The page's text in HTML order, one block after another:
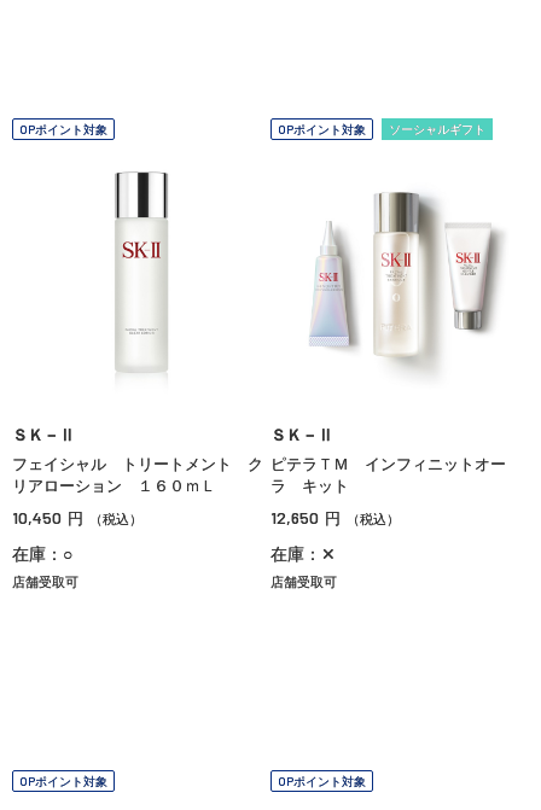
OPポイント対象
ＳＫ－Ⅱ
フェイシャル トリートメント ク
リアローション １６０ｍＬ
10,450 円 （税込）
在庫：○
店舗受取可
OPポイント対象 ソーシャルギフト
ＳＫ－Ⅱ
ピテラＴＭ インフィニットオー
ラ キット
12,650 円 （税込）
在庫：✕
店舗受取可
OPポイント対象 OPポイント対象